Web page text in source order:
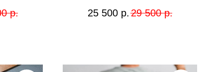
р. 25 500 р. 29 500 р.